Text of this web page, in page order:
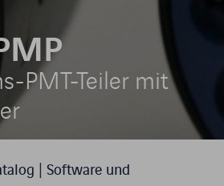
PMT-Teiler mit
| Software und